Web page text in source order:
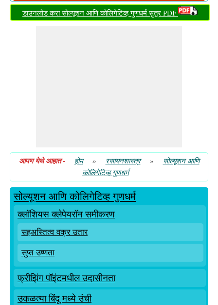
गिब्सचा फेज नियम
फ्रीझिंग पॉइंटमधील उदासीनता
डाउनलोड करा सोल्यूशन आणि कोलिगेटिव्ह गुणधर्म सुत्र PDF
आपण येथे आहात- होम » रसायनशास्त्र »
सोल्यूशन आणि
कोलिगेटिव्ह गुणधर्म
सोल्यूशन आणि कोलिगेटिव्ह गुणधर्म
क्लॉशियस क्लेपेयरॉन समीकरण
सहअस्तित्व वक्र उतार
सुप्त उष्णता
फ्रीझिंग पॉइंटमधील उदासीनता
उकळत्या बिंदू मध्ये उंची